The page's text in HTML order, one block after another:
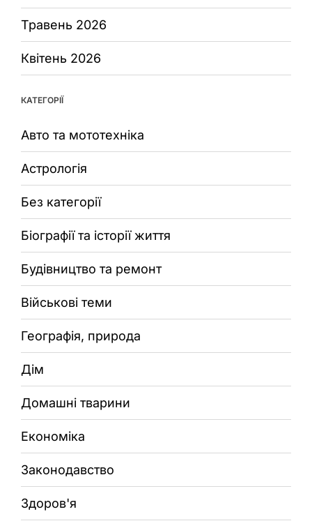
Травень 2026
Квітень 2026
КАТЕГОРІЇ
Авто та мототехніка
Астрологія
Без категорії
Біографії та історії життя
Будівництво та ремонт
Військові теми
Географія, природа
Дім
Домашні тварини
Економіка
Законодавство
Здоров'я